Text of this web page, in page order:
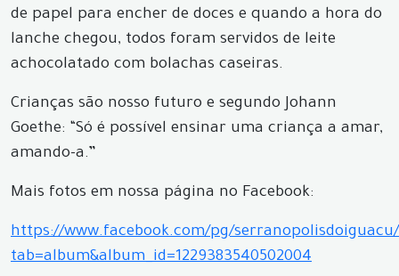
de papel para encher de doces e quando a hora do
lanche chegou, todos foram servidos de leite
achocolatado com bolachas caseiras.
Crianças são nosso futuro e segundo Johann
Goethe: “Só é possível ensinar uma criança a amar,
amando-a.”
Mais fotos em nossa página no Facebook:
https://www.facebook.com/pg/
tab=album&album_id=1229383540502004